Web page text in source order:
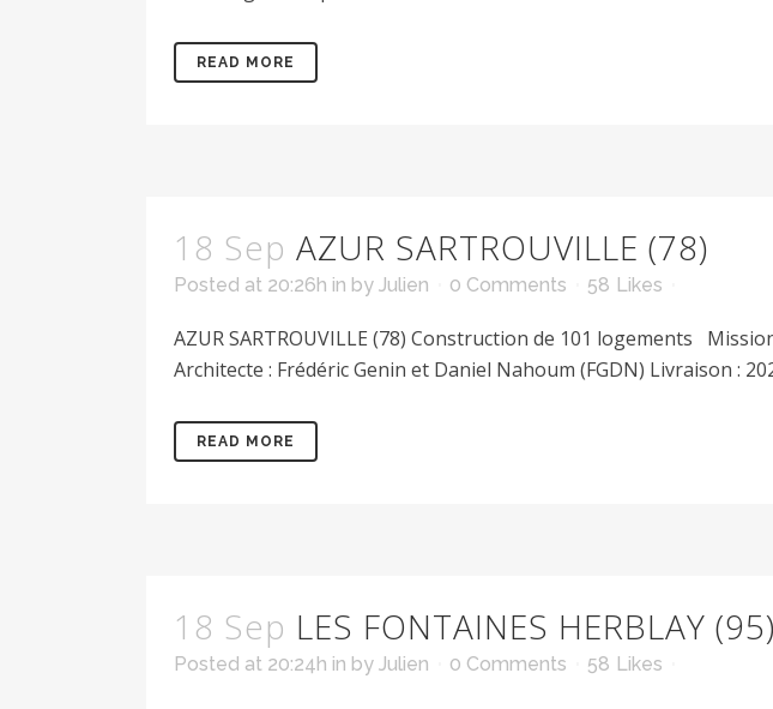
READ MORE
18 Sep AZUR SARTROUVILLE (78)
Posted at 20:26h in by Julien 0 Comments 58 Likes
AZUR SARTROUVILLE (78) Construction de 101 logements
Architecte : Frédéric Genin et Daniel Nahoum (FGDN) Livraison :
READ MORE
18 Sep LES FONTAINES HERBLAY (95)
Posted at 20:24h in by Julien 0 Comments 58 Likes